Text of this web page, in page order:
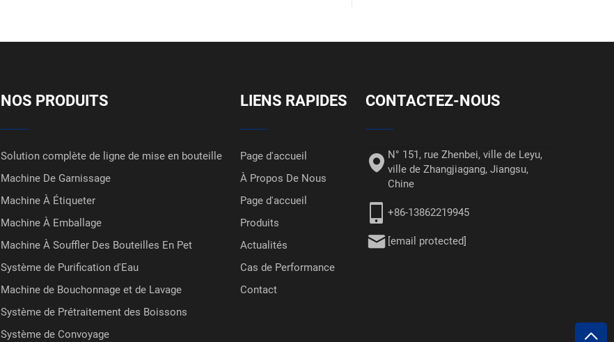
NOS PRODUITS
Solution complète de ligne de mise en bouteille
Machine De Garnissage
Machine À Étiqueter
Machine À Emballage
Machine À Souffler Des Bouteilles En Pet
Système de Purification d'Eau
Machine de Bouchonnage et de Lavage
Système de Prétraitement des Boissons
Système de Convoyage
LIENS RAPIDES
Page d'accueil
À Propos De Nous
Page d'accueil
Produits
Actualités
Cas de Performance
Contact
CONTACTEZ-NOUS
N° 151, rue Zhenbei, ville de Leyu,
ville de Zhangjiagang, Jiangsu,
Chine
+86-13862219945
[email protected]